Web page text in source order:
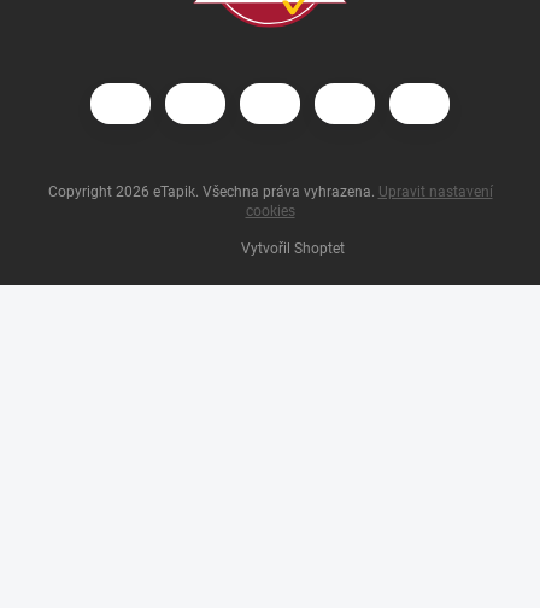
Vytvořil Shoptet
Copyright 2026 eTapik. Všechna práva vyhrazena. Upravit nastavení
cookies